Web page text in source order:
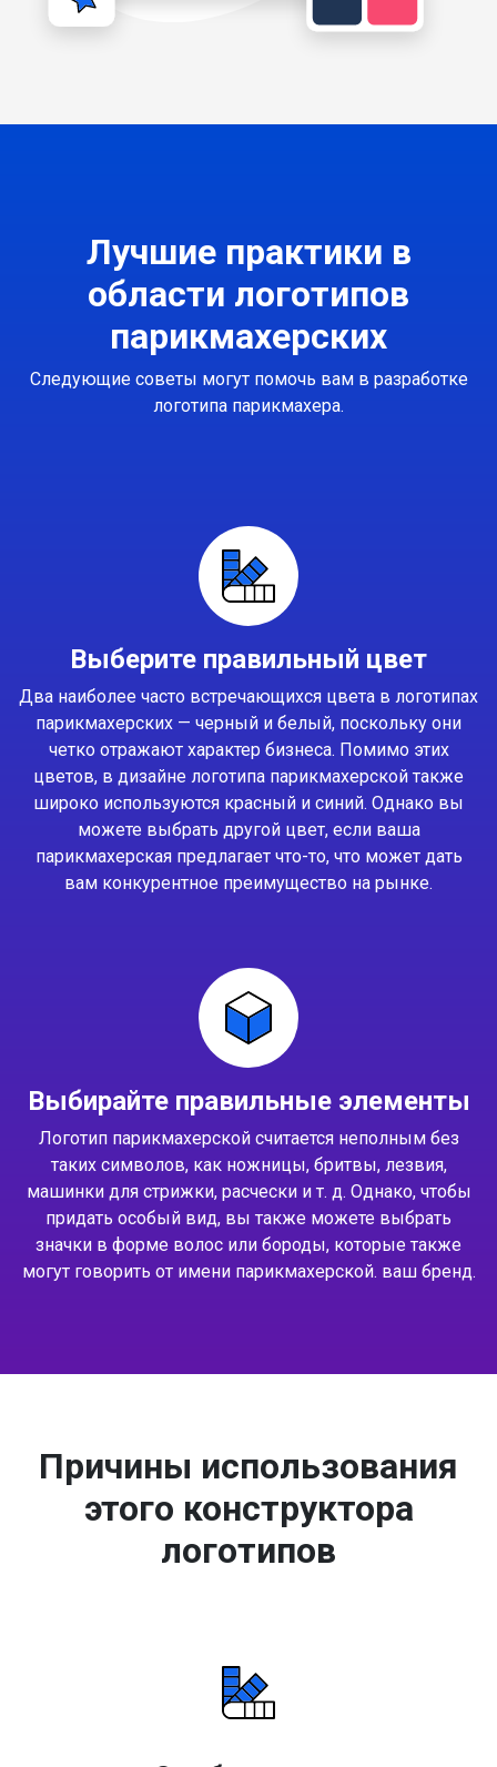
Лучшие практики в
области логотипов
парикмахерских
Следующие советы могут помочь вам в разработке
логотипа парикмахера.
Выберите правильный цвет
Два наиболее часто встречающихся цвета в логотипах
парикмахерских — черный и белый, поскольку они
четко отражают характер бизнеса. Помимо этих
цветов, в дизайне логотипа парикмахерской также
широко используются красный и синий. Однако вы
можете выбрать другой цвет, если ваша
парикмахерская предлагает что-то, что может дать
вам конкурентное преимущество на рынке.
Выбирайте правильные элементы
Логотип парикмахерской считается неполным без
таких символов, как ножницы, бритвы, лезвия,
машинки для стрижки, расчески и т. д. Однако, чтобы
придать особый вид, вы также можете выбрать
значки в форме волос или бороды, которые также
могут говорить от имени парикмахерской. ваш бренд.
Причины использования
этого конструктора
логотипов